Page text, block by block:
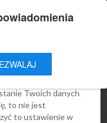
Instalacja
otwarcie"
O cookies
cookies
tylko te treści, które
Twoich danych
to nie jest
to ustawienie w